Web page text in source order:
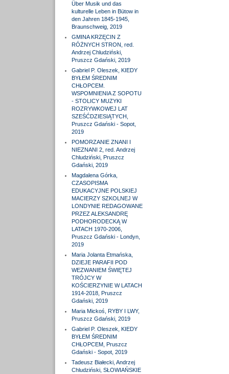
Über Musik und das
kulturelle Leben in Bütow in
den Jahren 1845-1945,
Braunschweig, 2019
GMINA KRZĘCIN Z
RÓŻNYCH STRON, red.
Andrzej Chludziński,
Pruszcz Gdański, 2019
Gabriel P. Oleszek, KIEDY
BYŁEM ŚREDNIM
CHŁOPCEM.
WSPOMNIENIA Z SOPOTU
- STOLICY MUZYKI
ROZRYWKOWEJ LAT
SZEŚĆDZIESIĄTYCH,
Pruszcz Gdański - Sopot,
2019
POMORZANIE ZNANI I
NIEZNANI 2, red. Andrzej
Chludziński, Pruszcz
Gdański, 2019
Magdalena Górka,
CZASOPISMA
EDUKACYJNE POLSKIEJ
MACIERZY SZKOLNEJ W
LONDYNIE REDAGOWANE
PRZEZ ALEKSANDRĘ
PODHORODECKĄ W
LATACH 1970-2006,
Pruszcz Gdański - Londyn,
2019
Maria Jolanta Etmańska,
DZIEJE PARAFII POD
WEZWANIEM ŚWIĘTEJ
TRÓJCY W
KOŚCIERZYNIE W LATACH
1914-2018, Pruszcz
Gdański, 2019
Maria Mickoś, RYBY I LWY,
Pruszcz Gdański, 2019
Gabriel P. Oleszek, KIEDY
BYŁEM ŚREDNIM
CHŁOPCEM, Pruszcz
Gdański - Sopot, 2019
Tadeusz Białecki, Andrzej
Chludziński, SŁOWIAŃSKIE